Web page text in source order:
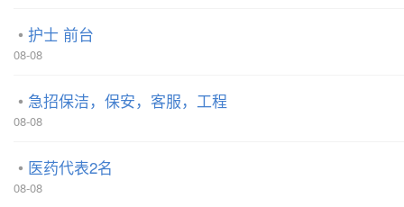
护士 前台
08-08
急招保洁，保安，客服，工程
08-08
医药代表2名
08-08